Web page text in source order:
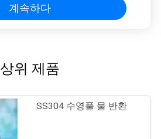
계속하다
상위 제품
SS304 수영풀 물 반환